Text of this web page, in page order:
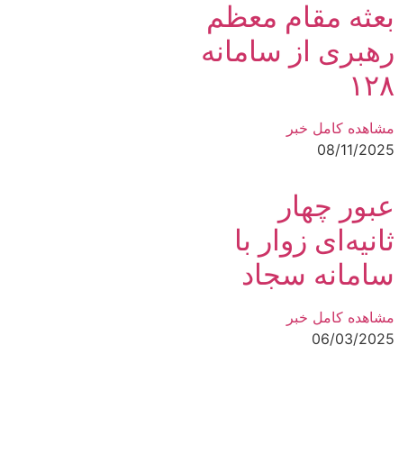
بعثه مقام معظم
رهبری از سامانه
۱۲۸
مشاهده کامل خبر
08/11/2025
عبور چهار
ثانیه‌ای زوار با
سامانه سجاد
مشاهده کامل خبر
06/03/2025